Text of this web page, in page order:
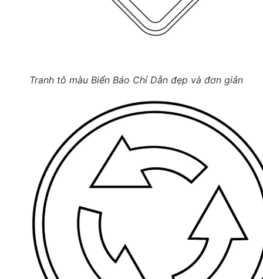
Tranh tô màu Biển Báo Chỉ Dẫn đẹp và đơn giản